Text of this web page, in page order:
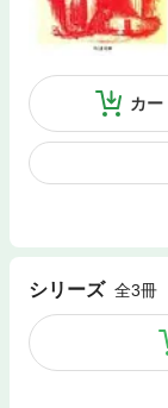
カー
シリーズ 全3冊